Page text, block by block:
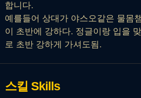
합니다.
예를들어 상대가 야스오같은 물몸
이 초반에 강하다. 정글이랑 입을
로 초반 강하게 가셔도됨.
스킬 Skills